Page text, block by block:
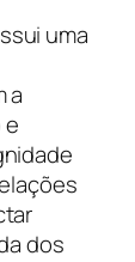
uma
a
e
dos